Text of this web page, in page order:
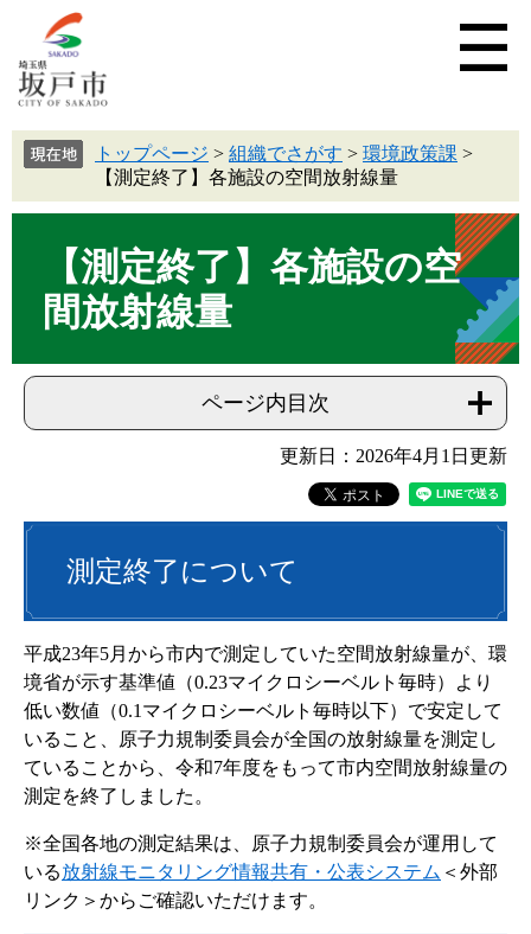
トップページ > 組織でさがす > 環境政策課 >
【測定終了】各施設の空間放射線量
【測定終了】各施設の空
間放射線量
ページ内目次
更新日：2026年4月1日更新
測定終了について
平成23年5月から市内で測定していた空間放射線量が、環
境省が示す基準値（0.23マイクロシーベルト毎時）より
低い数値（0.1マイクロシーベルト毎時以下）で安定して
いること、原子力規制委員会が全国の放射線量を測定し
ていることから、令和7年度をもって市内空間放射線量の
測定を終了しました。
※全国各地の測定結果は、原子力規制委員会が運用して
いる放射線モニタリング情報共有・公表システム ＜外部
リンク＞ からご確認いただけます。